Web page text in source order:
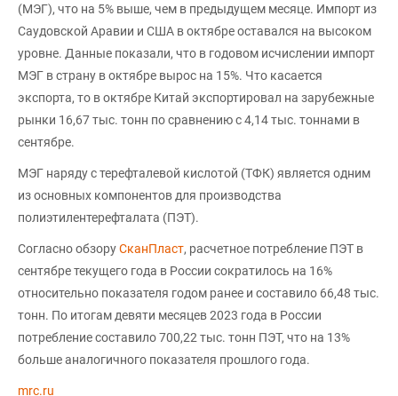
(МЭГ), что на 5% выше, чем в предыдущем месяце. Импорт из
Саудовской Аравии и США в октябре оставался на высоком
уровне. Данные показали, что в годовом исчислении импорт
МЭГ в страну в октябре вырос на 15%. Что касается
экспорта, то в октябре Китай экспортировал на зарубежные
рынки 16,67 тыс. тонн по сравнению с 4,14 тыс. тоннами в
сентябре.
МЭГ наряду с терефталевой кислотой (ТФК) является одним
из основных компонентов для производства
полиэтилентерефталата (ПЭТ).
Согласно обзоруСканПласт, расчетное потребление ПЭТ в
сентябре текущего года в России сократилось на 16%
относительно показателя годом ранее и составило 66,48 тыс.
тонн. По итогам девяти месяцев 2023 года в России
потребление составило 700,22 тыс. тонн ПЭТ, что на 13%
больше аналогичного показателя прошлого года.
mrc.ru